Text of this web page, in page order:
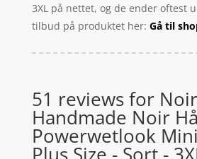
3XL på nettet, og de ender oftest
tilbud på produktet her: Gå til
51 reviews for Noir
Handmade Noir
Powerwetlook